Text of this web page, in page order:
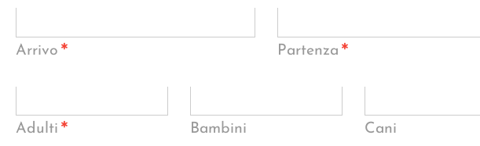
Arrivo * Partenza *
Adulti * Bambini Cani